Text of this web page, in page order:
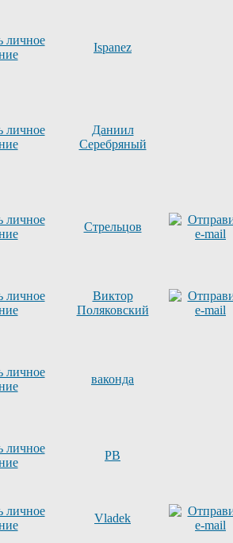
Ispanez
Даниил
Серебряный
Стрельцов
Виктор
Поляковский
ваконда
PB
Vladek